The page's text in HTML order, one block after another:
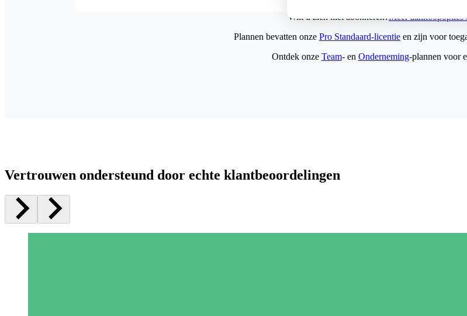
Wilt u zich niet abonneren?Meer aankoopopties
Plannen bevatten onze Pro Standaard-licentie en zijn voor
Ontdek onze Team- en Onderneming-plannen voor
Vertrouwen ondersteund door echte klantbeoordelingen